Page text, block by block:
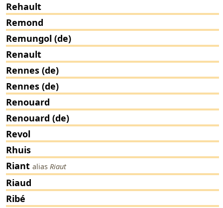
Rehault
Remond
Remungol (de)
Renault
Rennes (de)
Rennes (de)
Renouard
Renouard (de)
Revol
Rhuis
Riant alias Riaut
Riaud
Ribé